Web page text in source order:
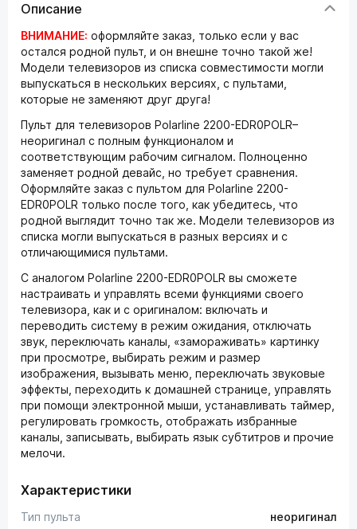
Описание
ВНИМАНИЕ: оформляйте заказ, только если у вас
остался родной пульт, и он внешне точно такой же!
Модели телевизоров из списка совместимости могли
выпускаться в нескольких версиях, с пультами,
которые не заменяют друг друга!
Пульт для телевизоров Polarline 2200-EDR0POLR–
неоригинал с полным функционалом и
соответствующим рабочим сигналом. Полноценно
заменяет родной девайс, но требует сравнения.
Оформляйте заказ с пультом для Polarline 2200-
EDR0POLR только после того, как убедитесь, что
родной выглядит точно так же. Модели телевизоров из
списка могли выпускаться в разных версиях и с
отличающимися пультами.
С аналогом Polarline 2200-EDR0POLR вы сможете
настраивать и управлять всеми функциями своего
телевизора, как и с оригиналом: включать и
переводить систему в режим ожидания, отключать
звук, переключать каналы, «замораживать» картинку
при просмотре, выбирать режим и размер
изображения, вызывать меню, переключать звуковые
эффекты, переходить к домашней странице, управлять
при помощи электронной мыши, устанавливать таймер,
регулировать громкость, отображать избранные
каналы, записывать, выбирать язык субтитров и прочие
мелочи.
Характеристики
Тип пульта
неоригинал